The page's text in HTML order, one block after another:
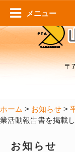
〒
メニュー
ホーム > お知らせ >
業活動報告書を掲載
お知らせ